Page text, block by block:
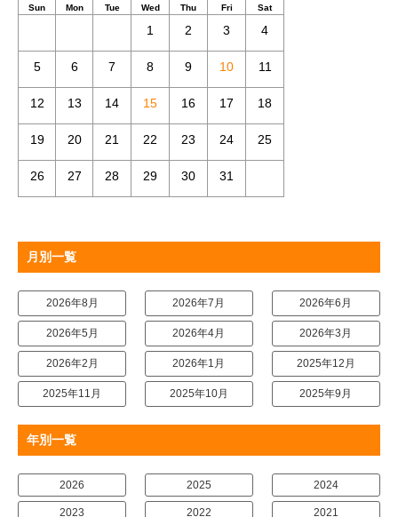
Sun Mon Tue Wed Thu Fri Sat
1 2 3 4
5 6 7 8 9 10 11
12 13 14 15 16 17 18
19 20 21 22 23 24 25
26 27 28 29 30 31
月別一覧
2026年8月 2026年7月 2026年6月
2026年5月 2026年4月 2026年3月
2026年2月 2026年1月 2025年12月
2025年11月 2025年10月 2025年9月
年別一覧
2026 2025 2024
2023 2022 2021